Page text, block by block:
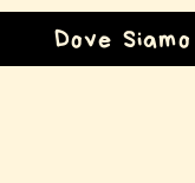
Dove Siamo